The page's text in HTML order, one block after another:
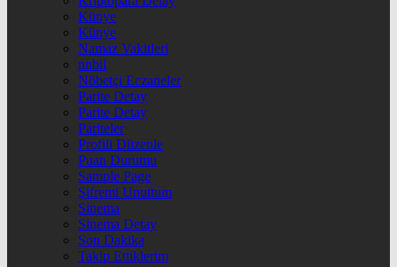
Künye
Künye
Namaz Vakitleri
nnbil
Nöbetçi Eczaneler
Parite Detay
Parite Detay
Pariteler
Profili Düzenle
Puan Durumu
Sample Page
Şifremi Unuttum
Sinema
Sinema Detay
Son Dakika
Takip Ettiklerim